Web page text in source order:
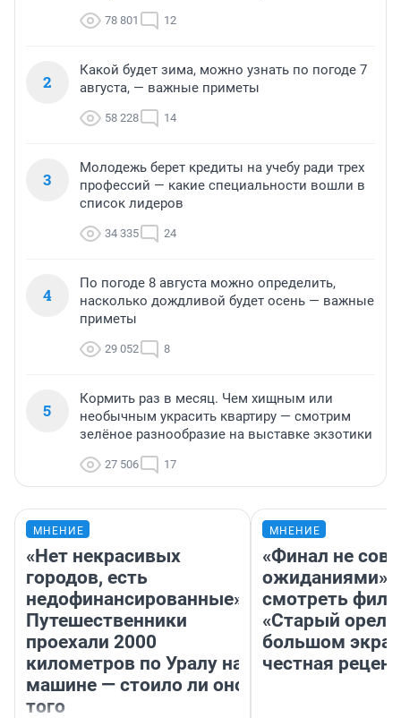
78 801 12
2
Какой будет зима, можно узнать по погоде 7
августа, — важные приметы
58 228 14
3
Молодежь берет кредиты на учебу ради трех
профессий — какие специальности вошли в
список лидеров
34 335 24
4
По погоде 8 августа можно определить,
насколько дождливой будет осень — важные
приметы
29 052 8
5
Кормить раз в месяц. Чем хищным или
необычным украсить квартиру — смотрим
зелёное разнообразие на выставке экзотики
27 506 17
МНЕНИЕ
«Нет некрасивых
городов, есть
недофинансированные».
Путешественники
проехали 2000
километров по Уралу на
машине — стоило ли оно
того
МНЕНИЕ
«Финал не
ожиданиями»:
смотреть
«Старый орел»
большом
честная